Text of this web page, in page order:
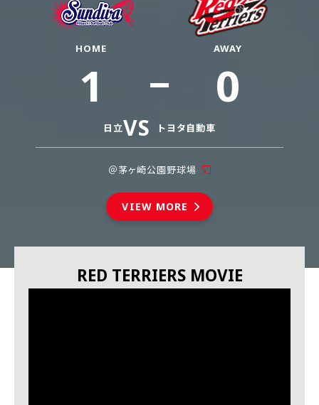
HOME AWAY
1 0
日立VS トヨタ自動車
＠茅ヶ崎公園野球場
VIEW MORE
RED TERRIERS MOVIE